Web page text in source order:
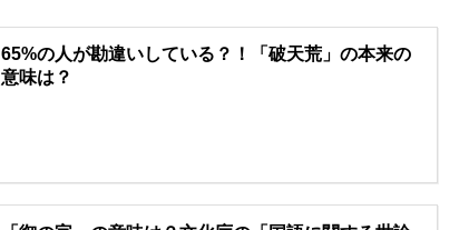
65%の人が勘違いしている？！「破天荒」の本来の
意味は？